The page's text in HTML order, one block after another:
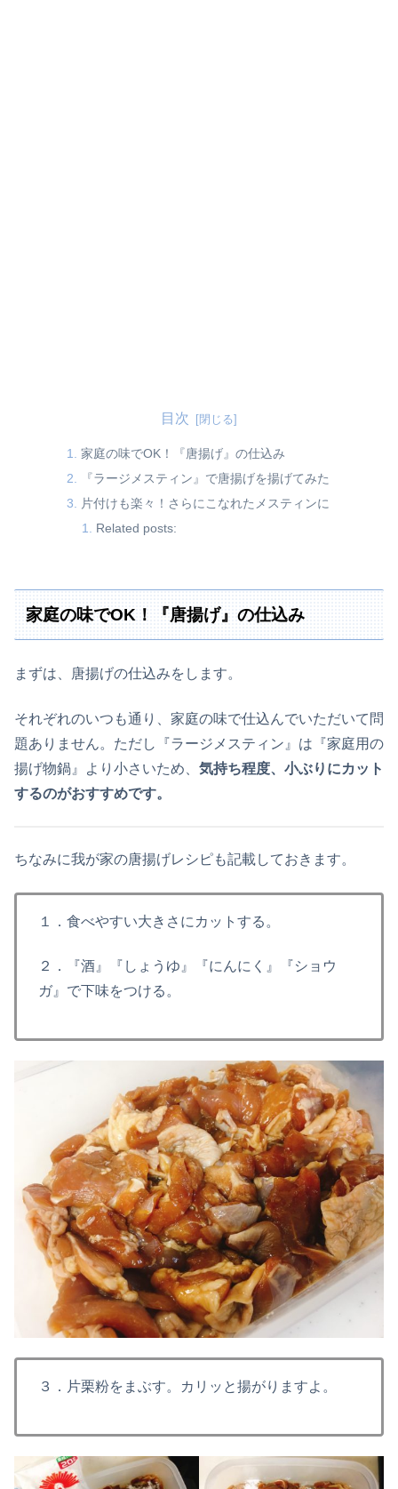
目次
家庭の味でOK！『唐揚げ』の仕込み
『ラージメスティン』で唐揚げを揚げてみた
片付けも楽々！さらにこなれたメスティンに
Related posts:
家庭の味でOK！『唐揚げ』の仕込み
まずは、唐揚げの仕込みをします。
それぞれのいつも通り、家庭の味で仕込んでいただいて問
題ありません。ただし『ラージメスティン』は『家庭用の
揚げ物鍋』より小さいため、 気持ち程度、小ぶりにカット
するのがおすすめです。
ちなみに我が家の唐揚げレシピも記載しておきます。
１．食べやすい大きさにカットする。
２．『酒』『しょうゆ』『にんにく』『ショウ
ガ』で下味をつける。
３．片栗粉をまぶす。カリッと揚がりますよ。